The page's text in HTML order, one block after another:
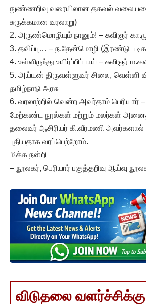
நுண்ணறிவு வரையிலான தகவல்
சுருக்கமான வரலாறு)
2. அருண்மொழியும் நானும்! – கவிஞர்
3. தவிப்பு… – ந.தேன்மொழி (இரண்டு
4. உள்ளிருந்து உயிர்ப்பிப்பாய் – கவிஞர்
5. அய்யன் திருவள்ளுவர் சிலை, வெள்ளி
தமிழ்நாடு அரசு
6. வரலாற்றில் வென்ற அவர்தாம்
மேற்கண்ட நூல்கள் மற்றும் மலர்கள்
தலைவர் ஆசிரியர் கி.வீரமணி அவர்களால்
புதியதாக வரப்பெற்றோம்.
மிக்க நன்றி
– நூலகர், பெரியார் பகுத்தறிவு ஆய்வு
விடுதலை வளர்ச்சிக்கு